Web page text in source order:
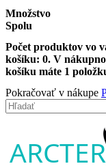
Množstvo
Spolu
Počet produktov vo
košíku: 0. V
košíku máte 1
Pokračovať v nákupe